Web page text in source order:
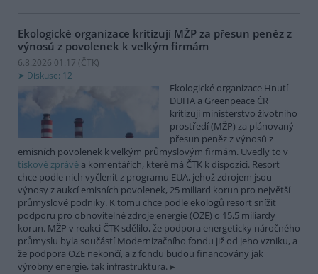
Ekologické organizace kritizují MŽP za přesun peněz z
výnosů z povolenek k velkým firmám
6.8.2026 01:17 (ČTK)
Diskuse: 12
Ekologické organizace Hnutí
DUHA a Greenpeace ČR
kritizují ministerstvo životního
prostředí (MŽP) za plánovaný
přesun peněz z výnosů z
emisních povolenek k velkým průmyslovým firmám. Uvedly to v
tiskové zprávě a komentářích, které má ČTK k dispozici. Resort
chce podle nich vyčlenit z programu EUA, jehož zdrojem jsou
výnosy z aukcí emisních povolenek, 25 miliard korun pro největší
průmyslové podniky. K tomu chce podle ekologů resort snížit
podporu pro obnovitelné zdroje energie (OZE) o 15,5 miliardy
korun. MŽP v reakci ČTK sdělilo, že podpora energeticky náročného
průmyslu byla součástí Modernizačního fondu již od jeho vzniku, a
že podpora OZE nekončí, a z fondu budou financovány jak
výrobny energie, tak infrastruktura.